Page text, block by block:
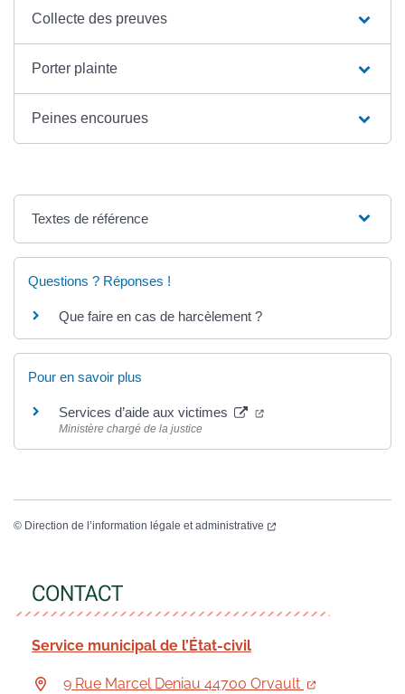
Collecte des preuves
Porter plainte
Peines encourues
Textes de référence
Questions ? Réponses !
Que faire en cas de harcèlement ?
Pour en savoir plus
Services d’aide aux victimes
Ministère chargé de la justice
© Direction de l’information légale et administrative
CONTACT
Service municipal de l’État-civil
9 Rue Marcel Deniau 44700 Orvault